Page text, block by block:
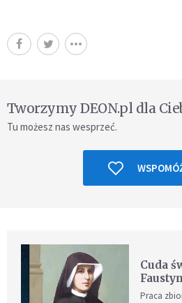
Tworzymy DEON.pl dla
Tu możesz nas wesprzeć.
Cuda
Praca